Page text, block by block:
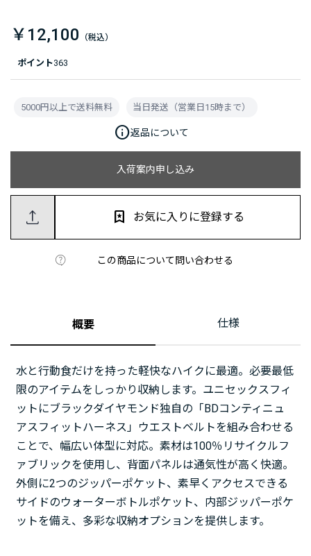
ポイント363
￥12,100
入荷案内申し込み
この商品について問い合わせる
お気に入りに登録する
5000円以上で送料無料 当日発送（営業日15時まで）
info返品について
概要 仕様
水と行動食だけを持った軽快なハイクに最適。必要最低
限のアイテムをしっかり収納します。ユニセックスフィ
ットにブラックダイヤモンド独自の「BDコンティニュ
アスフィットハーネス」ウエストベルトを組み合わせる
ことで、幅広い体型に対応。素材は100％リサイクルフ
ァブリックを使用し、背面パネルは通気性が高く快適。
外側に2つのジッパーポケット、素早くアクセスできる
サイドのウォーターボトルポケット、内部ジッパーポケ
ットを備え、多彩な収納オプションを提供します。